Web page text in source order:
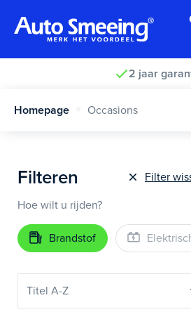
2 jaar
Homepage Occasions
Filteren
Filter
Hoe wilt u rijden?
Brandstof